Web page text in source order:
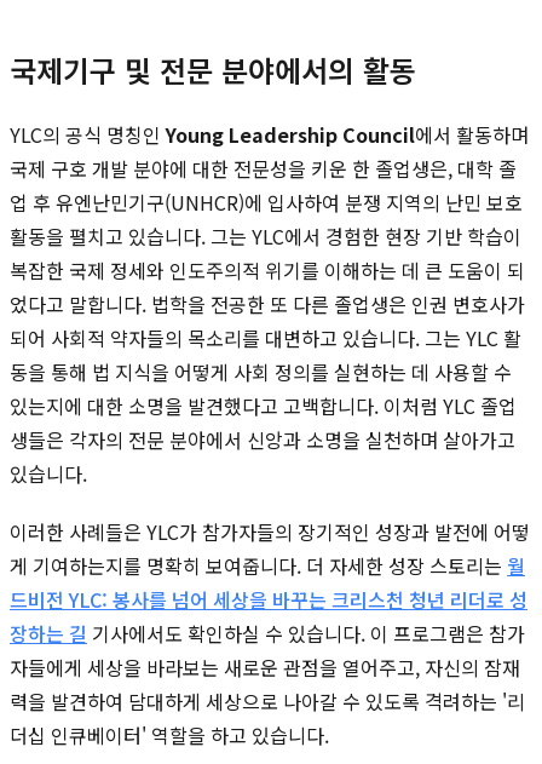
국제기구 및 전문 분야에서의 활동
YLC의 공식 명칭인Young Leadership Council에서 활동하며
국제 구호 개발 분야에 대한 전문성을 키운 한 졸업생은, 대학 졸
업 후 유엔난민기구(UNHCR)에 입사하여 분쟁 지역의 난민 보호
활동을 펼치고 있습니다. 그는 YLC에서 경험한 현장 기반 학습이
복잡한 국제 정세와 인도주의적 위기를 이해하는 데 큰 도움이 되
었다고 말합니다. 법학을 전공한 또 다른 졸업생은 인권 변호사가
되어 사회적 약자들의 목소리를 대변하고 있습니다. 그는 YLC 활
동을 통해 법 지식을 어떻게 사회 정의를 실현하는 데 사용할 수
있는지에 대한 소명을 발견했다고 고백합니다. 이처럼 YLC 졸업
생들은 각자의 전문 분야에서 신앙과 소명을 실천하며 살아가고
있습니다.
이러한 사례들은 YLC가 참가자들의 장기적인 성장과 발전에 어떻
게 기여하는지를 명확히 보여줍니다. 더 자세한 성장 스토리는 월
드비전 YLC: 봉사를 넘어 세상을 바꾸는 크리스천 청년 리더로 성
장하는 길 기사에서도 확인하실 수 있습니다. 이 프로그램은 참가
자들에게 세상을 바라보는 새로운 관점을 열어주고, 자신의 잠재
력을 발견하여 담대하게 세상으로 나아갈 수 있도록 격려하는 '리
더십 인큐베이터' 역할을 하고 있습니다.